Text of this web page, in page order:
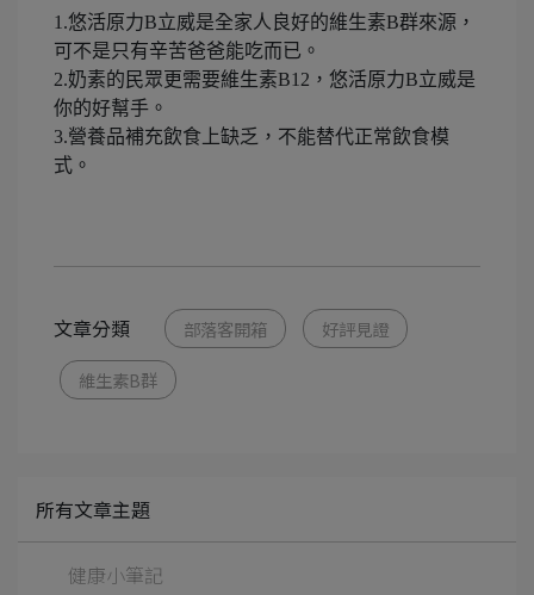
1.悠活原力B立威是全家人良好的維生素B群來源，
可不是只有辛苦爸爸能吃而已。
2.奶素的民眾更需要維生素B12，悠活原力B立威是
你的好幫手。
3.營養品補充飲食上缺乏，不能替代正常飲食模
式。
文章分類 部落客開箱 好評見證
維生素B群
所有文章主題
健康小筆記